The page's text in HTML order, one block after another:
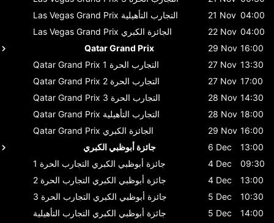
Las Vegas Grand Prix التجارب التأهيلية 21 Nov 04:00
Las Vegas Grand Prix الجائزة الكبري 22 Nov 04:00
Qatar Grand Prix
29 Nov 16:00
Qatar Grand Prix
التجارب الحرة 1 27 Nov 13:30
Qatar Grand Prix
التجارب الحرة 2 27 Nov 17:00
Qatar Grand Prix
التجارب الحرة 3 28 Nov 14:30
Qatar Grand Prix التجارب التأهيلية 28 Nov 18:00
Qatar Grand Prix الجائزة الكبري 29 Nov 16:00
جائزة أبوظبي الكبري
6 Dec
13:00
جائزة أبوظبي الكبري التجارب الحرة 1 4 Dec
09:30
جائزة أبوظبي الكبري التجارب الحرة 2 4 Dec
13:00
جائزة أبوظبي الكبري التجارب الحرة 3 5 Dec
10:30
جائزة أبوظبي الكبري التجارب التأهيلية 5 Dec
14:00